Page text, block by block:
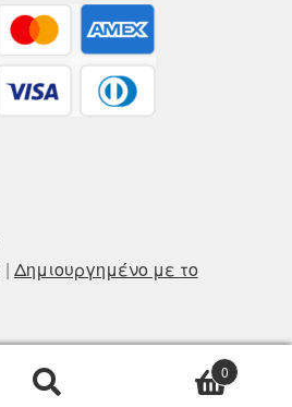
Δημιουργημένο με το
0